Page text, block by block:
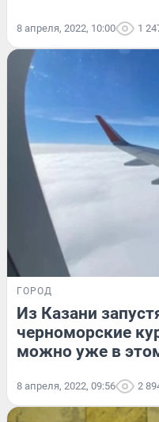
8 апреля, 2022, 10:00 1
ГОРОД
Из Казани
черноморские
можно уже в
8 апреля, 2022, 09:56 2